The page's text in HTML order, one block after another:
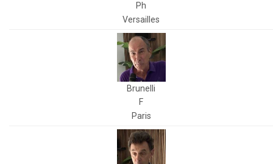
Ph
Versailles
Brunelli
F
Paris